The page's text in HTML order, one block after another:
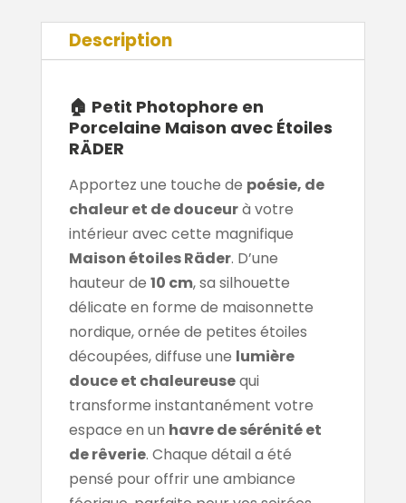
Description
🏠 Petit Photophore en
Porcelaine Maison avec Étoiles
RÄDER
Apportez une touche de poésie, de
chaleur et de douceurà votre
intérieur avec cette magnifique
Maison étoiles Räder. D’une
hauteur de 10 cm, sa silhouette
délicate en forme de maisonnette
nordique, ornée de petites étoiles
découpées, diffuse une lumière
douce et chaleureusequi
transforme instantanément votre
espace en un havre de sérénité et
de rêverie. Chaque détail a été
pensé pour offrir une ambiance